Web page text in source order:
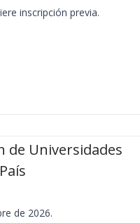
inscripción previa.
de Universidades
de 2026.